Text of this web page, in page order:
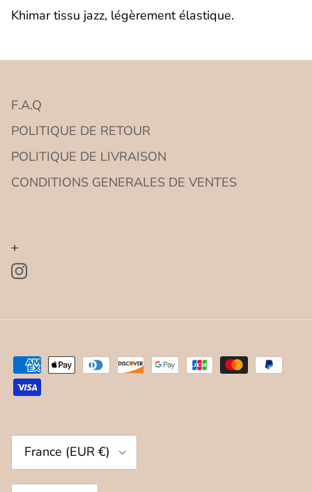
Khimar tissu jazz, légèrement élastique.
F.A.Q
POLITIQUE DE RETOUR
POLITIQUE DE LIVRAISON
CONDITIONS GENERALES DE VENTES
+
Instagram
Pays
France (EUR €)
Langue
ajouter des produits à votre liste de